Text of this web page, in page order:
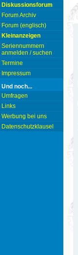
Diskussionsforum
Forum Archiv
Forum (englisch)
Kleinanzeigen
Seriennummern
anmelden / suchen
Termine
Impressum
Und noch...
Umfragen
Links
Werbung bei uns
Datenschutzklausel